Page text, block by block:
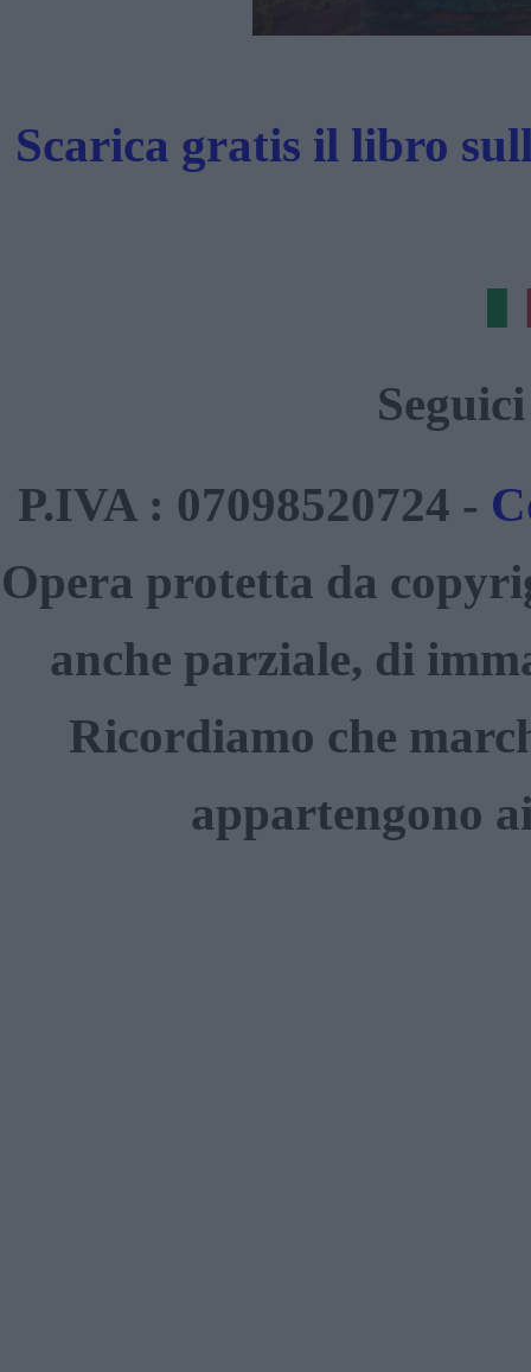
Scarica gratis il libro
P.IVA : 07098520724 -
Opera protetta da
anche parziale, di
Ricordiamo che
appartengono